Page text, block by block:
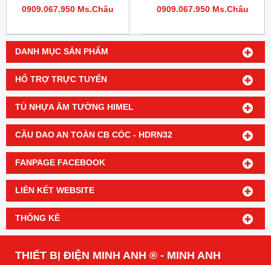
DANH MỤC SẢN PHẨM
HỔ TRỢ TRỰC TUYẾN
TỦ NHỰA ÂM TƯỜNG HIMEL
CẦU DAO AN TOÀN CB CÓC - HDRN32
FANPAGE FACEBOOK
LIÊN KẾT WEBSITE
THỐNG KÊ
0909.067.950 Ms.Châu 0909.067.950 Ms.Châu
THIẾT BỊ ĐIỆN MINH ANH ® - MINH ANH